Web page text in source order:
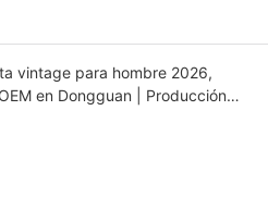
vintage para hombre 2026,
en Dongguan | Producción